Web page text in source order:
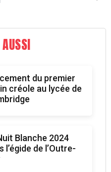
du premier
créole au lycée de
Blanche 2024
l’égide de l’Outre-